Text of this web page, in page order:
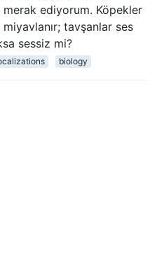
merak ediyorum. Köpekler
tavşanlar ses
sessiz mi?
biology